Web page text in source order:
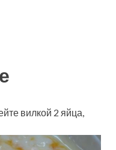
вилкой 2 яйца,